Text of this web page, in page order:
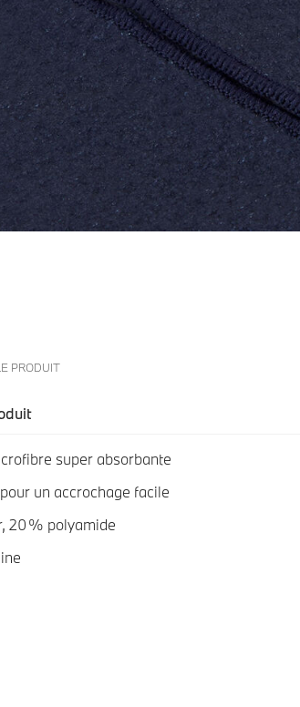
PRODUIT
super absorbante
un accrochage facile
20 % polyamide